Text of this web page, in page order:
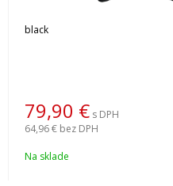
black
79,90 € s DPH
64,96 € bez DPH
Na sklade